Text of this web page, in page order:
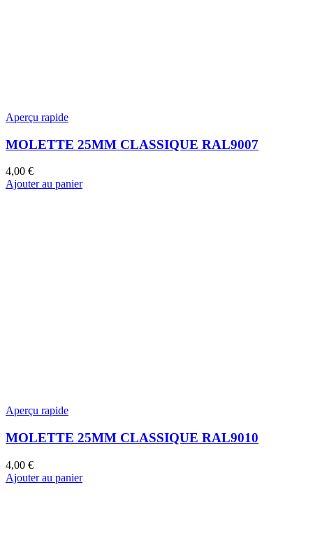
Aperçu rapide
MOLETTE 25MM CLASSIQUE RAL9007
4,00 €
Ajouter au panier
Aperçu rapide
MOLETTE 25MM CLASSIQUE RAL9010
4,00 €
Ajouter au panier